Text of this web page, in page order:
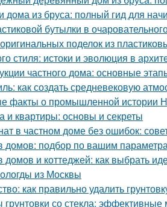
дома из бруса: полный гид для
бутылки в
поделок из
стиля: истоки и эволюция в
частного дома: основные
как создать средневековую
факты о промышленной истории
и квартиры: основы и секреты
в частном доме без ошибок:
домов: подбор по вашим
домов и коттеджей: как выбрать
из Москвы
как правильно удалить
грунтовки со стекла: эффективные